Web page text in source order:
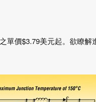
單價$3.79美元起。欲瞭解